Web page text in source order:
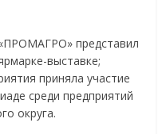
представил
выставке;
приняла участие
среди предприятий
округа.